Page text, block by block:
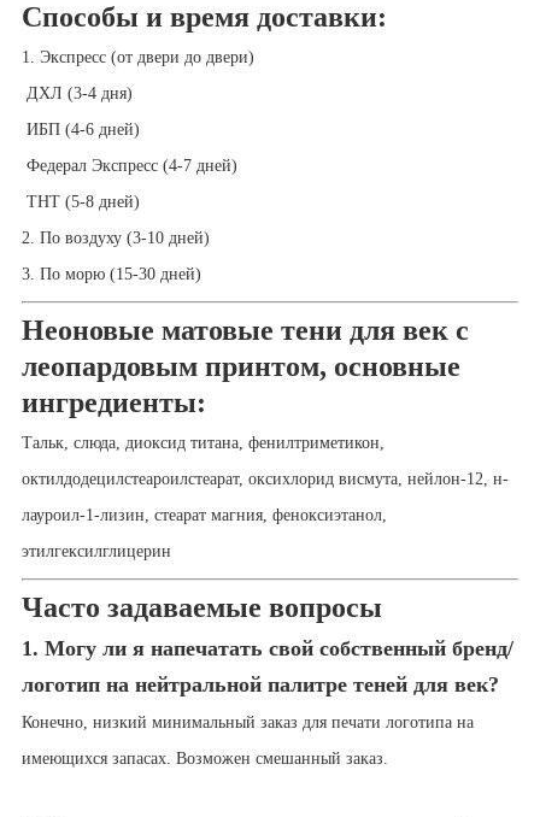
Способы и время доставки:
1. Экспресс (от двери до двери)
ДХЛ (3-4 дня)
ИБП (4-6 дней)
Федерал Экспресс (4-7 дней)
ТНТ (5-8 дней)
2. По воздуху (3-10 дней)
3. По морю (15-30 дней)
Неоновые матовые тени для век с
леопардовым принтом, основные
ингредиенты:
Тальк, слюда, диоксид титана, фенилтриметикон,
октилдодецилстеароилстеарат, оксихлорид висмута, нейлон-12, н-
лауроил-1-лизин, стеарат магния, феноксиэтанол,
этилгексилглицерин
Часто задаваемые вопросы
1. Могу ли я напечатать свой собственный бренд/
логотип на нейтральной палитре теней для век?
Конечно, низкий минимальный заказ для печати логотипа на
имеющихся запасах. Возможен смешанный заказ.